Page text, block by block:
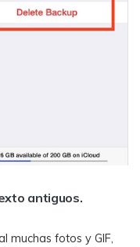
antiguos.
muchas fotos y GIF,